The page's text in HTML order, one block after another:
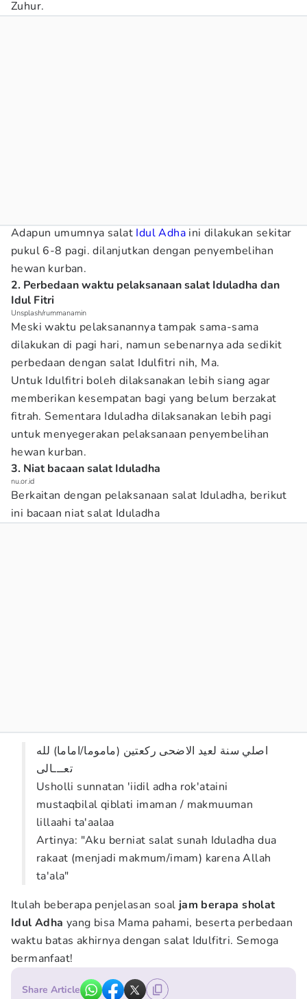
Zuhur.
Adapun umumnya salat Idul Adha ini dilakukan sekitar
pukul 6-8 pagi. dilanjutkan dengan penyembelihan
hewan kurban.
2. Perbedaan waktu pelaksanaan salat Iduladha dan
Idul Fitri
Unsplash/rummanamin
Meski waktu pelaksanannya tampak sama-sama
dilakukan di pagi hari, namun sebenarnya ada sedikit
perbedaan dengan salat Idulfitri nih, Ma.
Untuk Idulfitri boleh dilaksanakan lebih siang agar
memberikan kesempatan bagi yang belum berzakat
fitrah. Sementara Iduladha dilaksanakan lebih pagi
untuk menyegerakan pelaksanaan penyembelihan
hewan kurban.
3. Niat bacaan salat Iduladha
nu.or.id
Berkaitan dengan pelaksanaan salat Iduladha, berikut
ini bacaan niat salat Iduladha
اصلي سنة لعيد الاضحى ركعتين (ماموما/اماما) لله
تعـــالى
Usholli sunnatan 'iidil adha rok'ataini
mustaqbilal qiblati imaman / makmuuman
lillaahi ta'aalaa
Artinya: "Aku berniat salat sunah Iduladha dua
rakaat (menjadi makmum/imam) karena Allah
ta'ala"
Itulah beberapa penjelasan soal jam berapa sholat
Idul Adha yang bisa Mama pahami, beserta perbedaan
waktu batas akhirnya dengan salat Idulfitri. Semoga
bermanfaat!
Share Article